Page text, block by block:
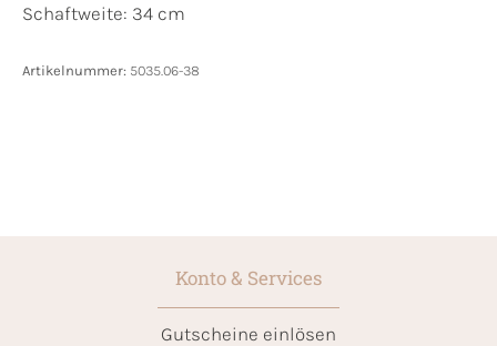
Schaftweite: 34 cm
Artikelnummer: 5035.06-38
Konto & Services
Gutscheine einlösen